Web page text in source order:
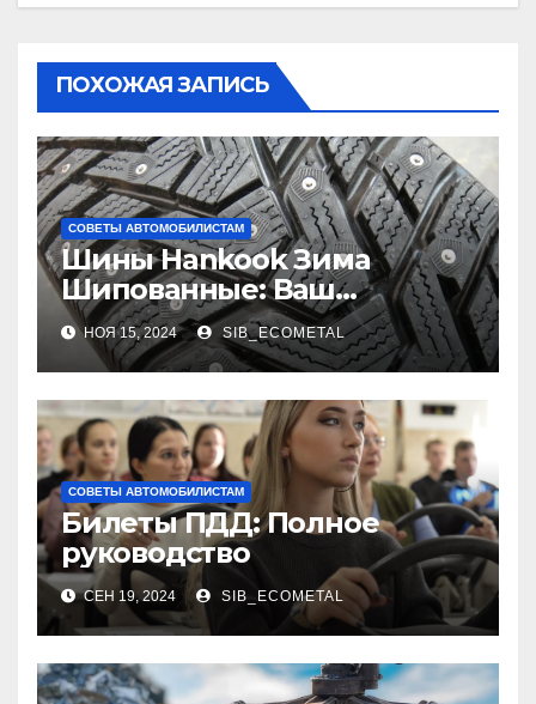
ПОХОЖАЯ ЗАПИСЬ
СОВЕТЫ АВТОМОБИЛИСТАМ
Шины Hankook Зима
Шипованные: Ваш
Надежный Партнёр на
Снежных Дорогах
НОЯ 15, 2024 SIB_ECOMETAL
СОВЕТЫ АВТОМОБИЛИСТАМ
Билеты ПДД: Полное
руководство
СЕН 19, 2024 SIB_ECOMETAL